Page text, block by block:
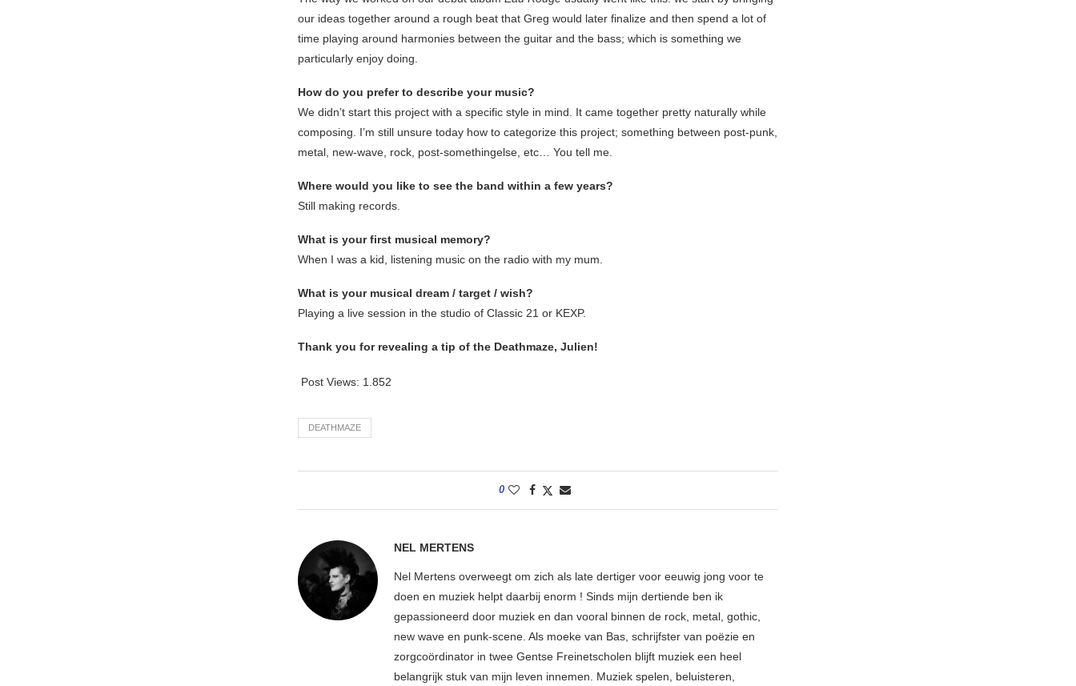
our ideas together around a rough beat that Greg would later finalize and then spend a lot of
time playing around harmonies between the guitar and the bass; which is something we
particularly enjoy doing.
How do you prefer to describe your music?
We didn’t start this project with a specific style in mind. It came together pretty naturally while
composing. I’m still unsure today how to categorize this project; something between post-punk,
metal, new-wave, rock, post-somethingelse, etc… You tell me.
Where would you like to see the band within a few years?
Still making records.
What is your first musical memory?
When I was a kid, listening music on the radio with my mum.
What is your musical dream / target / wish?
Playing a live session in the studio of Classic 21 or KEXP.
Thank you for revealing a tip of the Deathmaze, Julien!
Post Views: 1.852
DEATHMAZE
0
NEL MERTENS
Nel Mertens overweegt om zich als late dertiger voor eeuwig jong voor te
doen en muziek helpt daarbij enorm ! Sinds mijn dertiende ben ik
gepassioneerd door muziek en dan vooral binnen de rock, metal, gothic,
new wave en punk-scene. Als moeke van Bas, schrijfster van poëzie en
zorgcoördinator in twee Gentse Freinetscholen blijft muziek een heel
belangrijk stuk van mijn leven innemen. Muziek spelen, beluisteren,